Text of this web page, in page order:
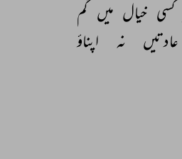
کسی خیال میں گم
عادتیں نہ اپناؤ